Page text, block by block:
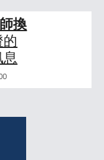
換
的
息